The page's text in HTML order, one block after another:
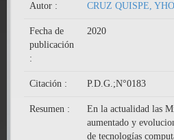
Autor : CRUZ QUISPE,
Fecha de
publicación
:
2020
Citación : P.D.G.;N°0183
Resumen :
En la actualidad las
aumentado y
de tecnologías